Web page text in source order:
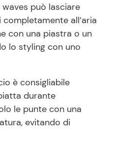
può lasciare
all’aria
con una piastra o un
lo styling con uno
è consigliabile
durante
le punte con una
evitando di